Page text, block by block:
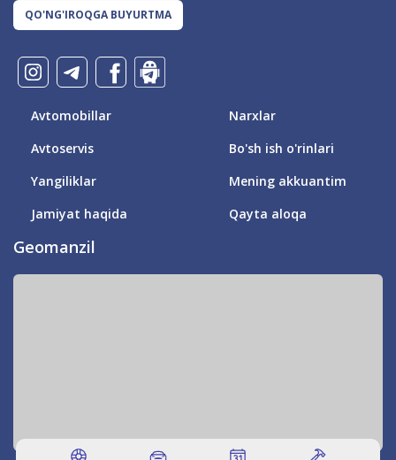
QO'NG'IROQGA BUYURTMA
Avtomobillar
Avtoservis
Yangiliklar
Jamiyat haqida
Narxlar
Bo'sh ish o'rinlari
Mening akkuantim
Qayta aloqa
Geomanzil